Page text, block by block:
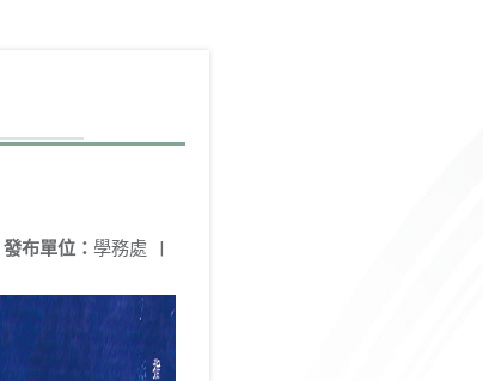
發布單位： 學務處 |